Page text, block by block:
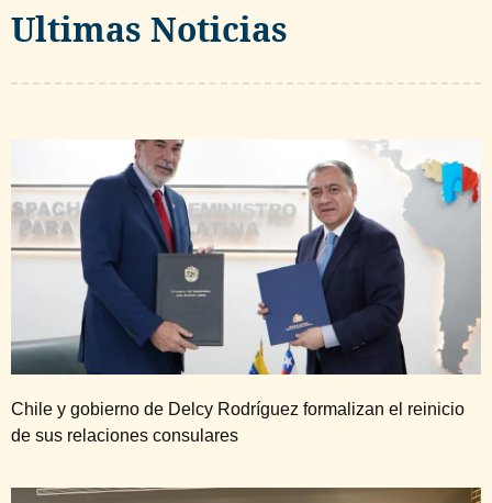
Ultimas Noticias
Chile y gobierno de Delcy Rodríguez formalizan el reinicio
de sus relaciones consulares